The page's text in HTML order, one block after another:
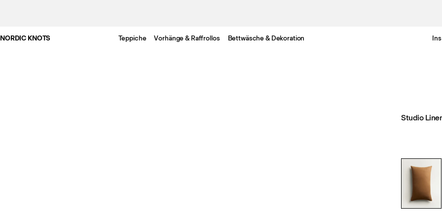
NORDIC KNOTS Teppiche Vorhänge & Raffrollos Bettwäsche & Dekoration
Studio